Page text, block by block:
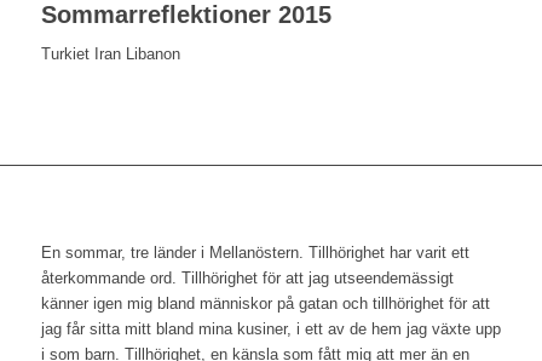
Sommarreflektioner 2015
Turkiet Iran Libanon
En sommar, tre länder i Mellanöstern. Tillhörighet har varit ett
återkommande ord. Tillhörighet för att jag utseendemässigt
känner igen mig bland människor på gatan och tillhörighet för att
jag får sitta mitt bland mina kusiner, i ett av de hem jag växte upp
i som barn. Tillhörighet, en känsla som fått mig att mer än en